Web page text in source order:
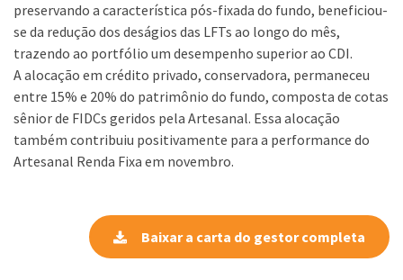
preservando a característica pós-fixada do fundo, beneficiou-
se da redução dos deságios das LFTs ao longo do mês,
trazendo ao portfólio um desempenho superior ao CDI.
A alocação em crédito privado, conservadora, permaneceu
entre 15% e 20% do patrimônio do fundo, composta de cotas
sênior de FIDCs geridos pela Artesanal. Essa alocação
também contribuiu positivamente para a performance do
Artesanal Renda Fixa em novembro.
Baixar a carta do gestor completa